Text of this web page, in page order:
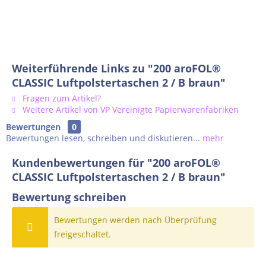
Weiterführende Links zu "200 aroFOL®
CLASSIC Luftpolstertaschen 2 / B braun"
Fragen zum Artikel?
Weitere Artikel von VP Vereinigte Papierwarenfabriken
Bewertungen
0
Bewertungen lesen, schreiben und diskutieren... mehr
Kundenbewertungen für "200 aroFOL®
CLASSIC Luftpolstertaschen 2 / B braun"
Bewertung schreiben
Bewertungen werden nach Überprüfung
freigeschaltet.